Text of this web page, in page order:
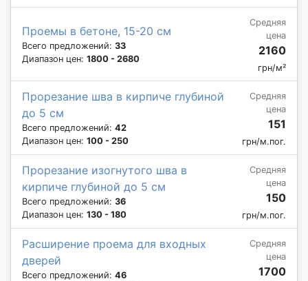
Проемы в бетоне, 15-20 см
Всего предложений: 33
Диапазон цен: 1800 - 2680
Средняя
цена
2160
грн/м²
Прорезание шва в кирпиче глубиной
до 5 см
Всего предложений: 42
Диапазон цен: 100 - 250
Средняя
цена
151
грн/м.пог.
Прорезание изогнутого шва в
кирпиче глубиной до 5 см
Всего предложений: 36
Диапазон цен: 130 - 180
Средняя
цена
150
грн/м.пог.
Расширение проема для входных
дверей
Всего предложений: 46
Средняя
цена
1700